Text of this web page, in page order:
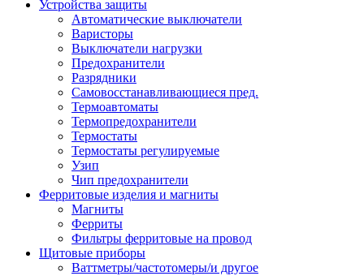
Устройства защиты
Автоматические выключатели
Варисторы
Выключатели нагрузки
Предохранители
Разрядники
Самовосстанавливающиеся пред.
Термоавтоматы
Термопредохранители
Термостаты
Термостаты регулируемые
Узип
Чип предохранители
Ферритовые изделия и магниты
Магниты
Ферриты
Фильтры ферритовые на провод
Щитовые приборы
Ваттметры/частотомеры/и другое